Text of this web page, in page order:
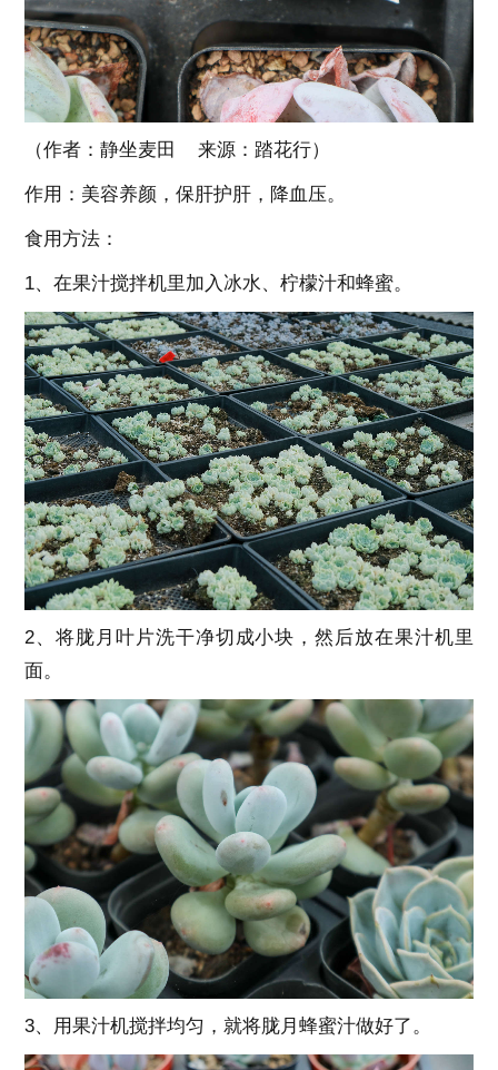
（作者：静坐麦田 来源：踏花行）
作用：美容养颜，保肝护肝，降血压。
食用方法：
1、在果汁搅拌机里加入冰水、柠檬汁和蜂蜜。
2、将胧月叶片洗干净切成小块，然后放在果汁机里
面。
3、用果汁机搅拌均匀，就将胧月蜂蜜汁做好了。